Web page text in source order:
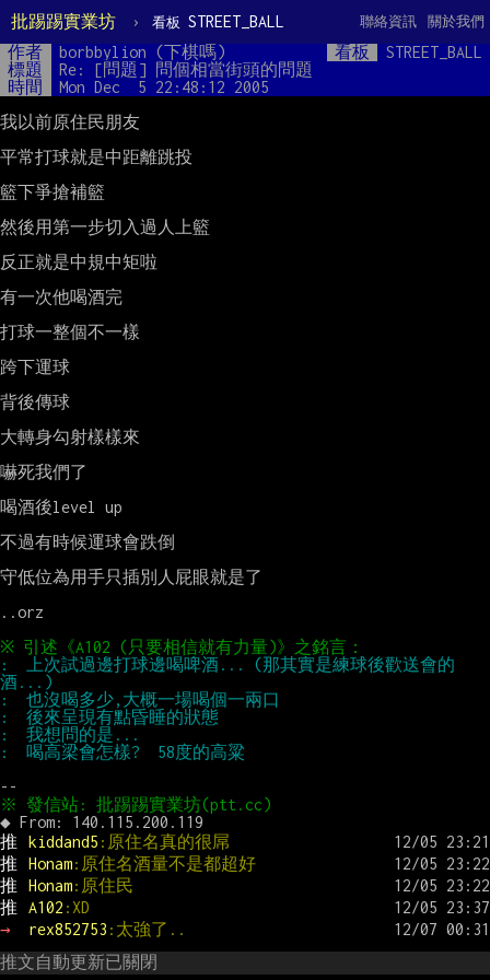
批踢踢實業坊 › 看板 STREET_BALL 關於我們
聯絡資訊
作者 borbbylion (下棋嗎) 看板
STREET_BALL
標題
Re: [問題] 問個相當街頭的問題
時間
Mon Dec  5 22:48:12 2005
我以前原住民朋友
平常打球就是中距離跳投
籃下爭搶補籃
然後用第一步切入過人上籃
反正就是中規中矩啦
有一次他喝酒完
打球一整個不一樣
跨下運球
背後傳球
大轉身勾射樣樣來
嚇死我們了
喝酒後level up
不過有時候運球會跌倒
守低位為用手只插別人屁眼就是了
..orz
:  上次試過邊打球邊喝啤酒... (那其實是練球後歡送會的
推
kiddand5 :原住名真的很屌
推
Honam:原住名酒量不是都超好
推
Honam:原住民
推
A102 :XD
→
rex852753 :太強了..
推文自動更新已關閉